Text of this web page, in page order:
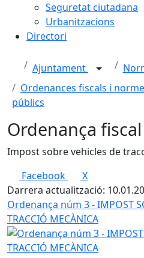
Seguretat ciutadana
Urbanitzacions
Directori
Ajuntament
Ordenances fiscals i
públics
Ordenança
Impost sobre vehicles de
Facebook
X
Darrera actualització:
Ordenança núm 3 - IMPOST
TRACCIÓ MECÀNICA